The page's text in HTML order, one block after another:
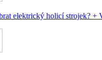
elektrický holicí strojek? +